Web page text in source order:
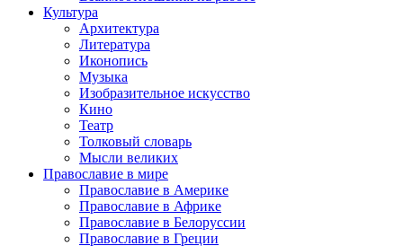
Культура
Архитектура
Литература
Иконопись
Музыка
Изобразительное искусство
Кино
Театр
Толковый словарь
Мысли великих
Православие в мире
Православие в Америке
Православие в Африке
Православие в Белоруссии
Православие в Греции